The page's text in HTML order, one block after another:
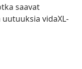
saavat
vidaXL-